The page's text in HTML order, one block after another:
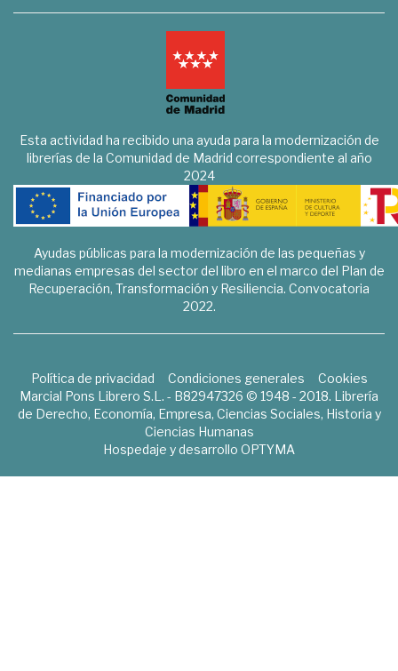
Esta actividad ha recibido una ayuda para la modernización de
librerías de la Comunidad de Madrid correspondiente al año
2024
Ayudas públicas para la modernización de las pequeñas y
medianas empresas del sector del libro en el marco del Plan de
Recuperación, Transformación y Resiliencia. Convocatoria
2022.
Política de privacidad Condiciones generales
Cookies
Marcial Pons Librero S.L. - B82947326 © 1948 - 2018. Librería
de Derecho, Economía, Empresa, Ciencias Sociales, Historia y
Ciencias Humanas
Hospedaje y desarrollo OPTYMA